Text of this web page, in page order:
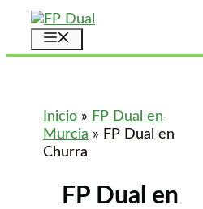
Saltar
contenido
Inicio » FP Dual en
Murcia » FP Dual en
Churra
FP Dual en